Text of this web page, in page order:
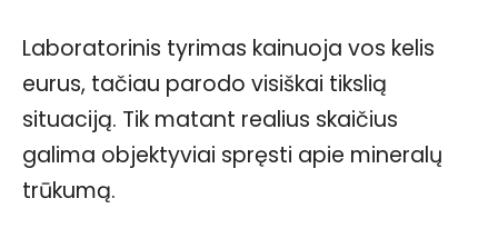
Laboratorinis tyrimas kainuoja vos kelis
eurus, tačiau parodo visiškai tikslią
situaciją. Tik matant realius skaičius
galima objektyviai spręsti apie mineralų
trūkumą.